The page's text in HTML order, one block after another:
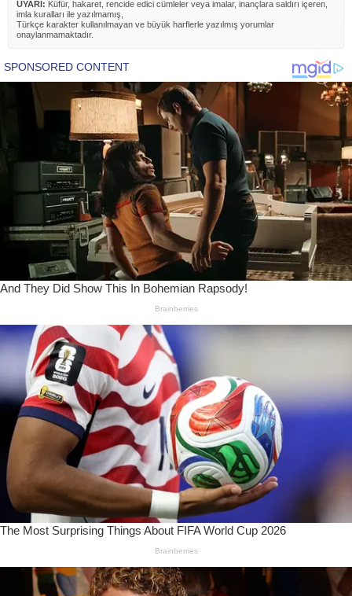
UYARI: Küfür, hakaret, rencide edici cümleler veya imalar, inançlara saldırı içeren,
imla kuralları ile yazılmamış,
Türkçe karakter kullanılmayan ve büyük harflerle yazılmış yorumlar
onaylanmamaktadır.